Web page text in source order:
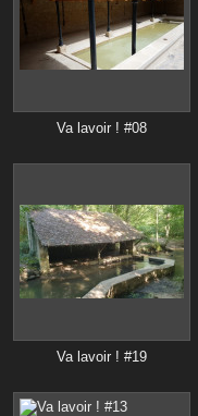
Va lavoir ! #08
Va lavoir ! #19